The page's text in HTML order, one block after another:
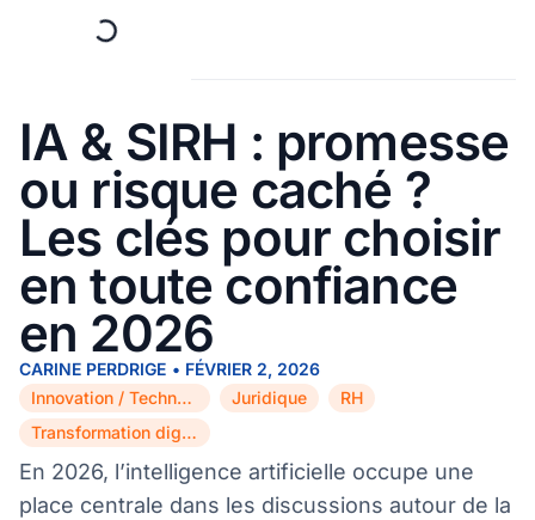
IA & SIRH : promesse
ou risque caché ?
Les clés pour choisir
en toute confiance
en 2026
CARINE PERDRIGE • FÉVRIER 2, 2026
Innovation / Technologie
Juridique RH
Transformation digitale
En 2026, l’intelligence artificielle occupe une
place centrale dans les discussions autour de la